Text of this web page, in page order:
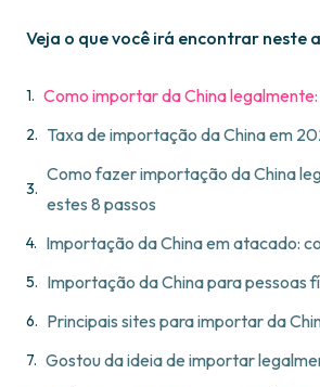
Veja o que você irá encontrar neste
Como importar da China legalmente:
Taxa de importação da China em
Como fazer importação da China
estes 8 passos
Importação da China em atacado:
Importação da China para pessoas
Principais sites para importar da
Gostou da ideia de importar